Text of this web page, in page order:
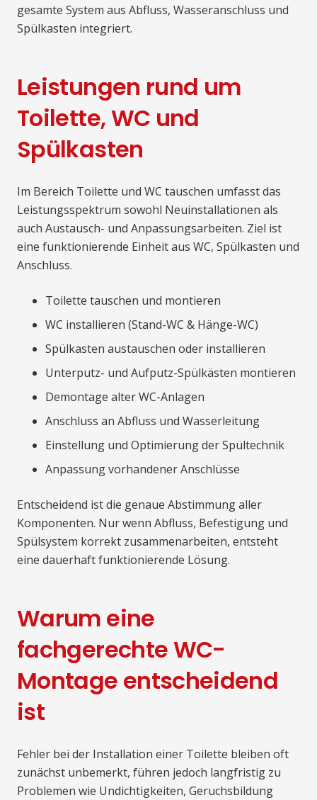
gesamte System aus Abfluss, Wasseranschluss und
Spülkasten integriert.
Leistungen rund um
Toilette, WC und
Spülkasten
Im Bereich Toilette und WC tauschen umfasst das
Leistungsspektrum sowohl Neuinstallationen als
auch Austausch- und Anpassungsarbeiten. Ziel ist
eine funktionierende Einheit aus WC, Spülkasten und
Anschluss.
Toilette tauschen und montieren
WC installieren (Stand-WC & Hänge-WC)
Spülkasten austauschen oder installieren
Unterputz- und Aufputz-Spülkästen montieren
Demontage alter WC-Anlagen
Anschluss an Abfluss und Wasserleitung
Einstellung und Optimierung der Spültechnik
Anpassung vorhandener Anschlüsse
Entscheidend ist die genaue Abstimmung aller
Komponenten. Nur wenn Abfluss, Befestigung und
Spülsystem korrekt zusammenarbeiten, entsteht
eine dauerhaft funktionierende Lösung.
Warum eine
fachgerechte WC-
Montage entscheidend
ist
Fehler bei der Installation einer Toilette bleiben oft
zunächst unbemerkt, führen jedoch langfristig zu
Problemen wie Undichtigkeiten, Geruchsbildung